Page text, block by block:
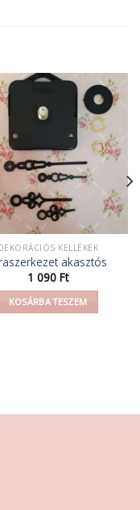
KELLÉKEK
akasztós
1 090 Ft
KOSÁRBA TESZEM